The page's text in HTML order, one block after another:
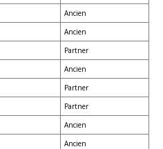
Ancien
Ancien
Partner
Ancien
Partner
Partner
Ancien
Ancien